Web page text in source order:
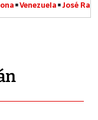
Venezuela José